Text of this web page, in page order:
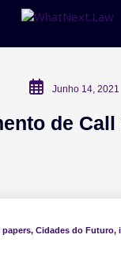
Junho 14, 2021
de
papers, Cidades do Futuro,